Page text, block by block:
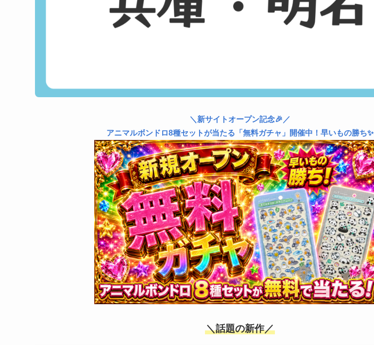
＼新サイトオープン記念🎉／
アニマルボンドロ8種セットが当たる「無料ガチャ」開催中！早いもの勝ち✨
＼話題の新作／